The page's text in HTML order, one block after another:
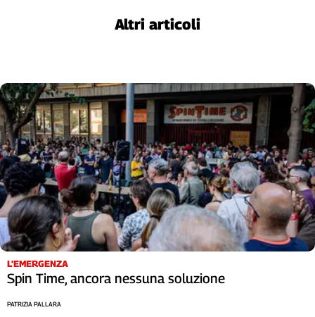
1955-
2014
Cerca
Contatti
La
redazione
Newsletter
Altri articoli
L’EMERGENZA
Spin Time, ancora nessuna soluzione
PATRIZIA PALLARA